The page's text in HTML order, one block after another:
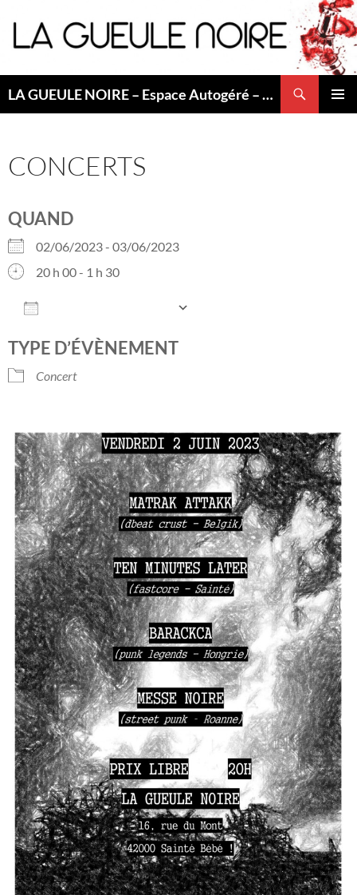
au
contenu
LA GUEULE NOIRE – Espace Autogéré – Saint Etienne
CONCERTS
QUAND
02/06/2023 - 03/06/2023
20 h 00 - 1 h 30
TYPE D’ÉVÈNEMENT
Concert